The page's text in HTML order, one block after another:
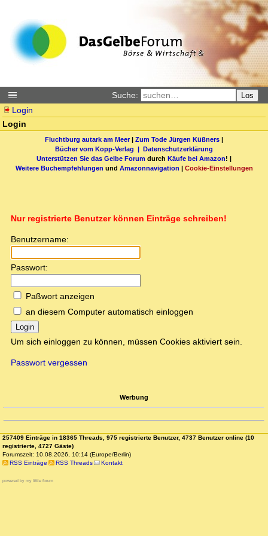
Suche: Los
Login
Login
Fluchtburg autark am Meer| Zum Tode Jürgen Küßners |
Bücher vom Kopp-Verlag | Datenschutzerklärung
Unterstützen Sie das Gelbe Forum durch Käufe bei Amazon! |
Weitere Buchempfehlungen und Amazonnavigation | Cookie-Einstellungen
Nur registrierte Benutzer können Einträge schreiben!
Benutzername:
Passwort:
Paßwort anzeigen
an diesem Computer automatisch einloggen
Login
Um sich einloggen zu können, müssen Cookies aktiviert sein.
Passwort vergessen
Werbung
257409 Einträge in 18365 Threads, 975 registrierte Benutzer, 4737 Benutzer online (10
registrierte, 4727 Gäste)
Forumszeit: 10.08.2026, 10:14 (Europe/Berlin)
RSS Einträge
RSS Threads Kontakt
powered by my little forum